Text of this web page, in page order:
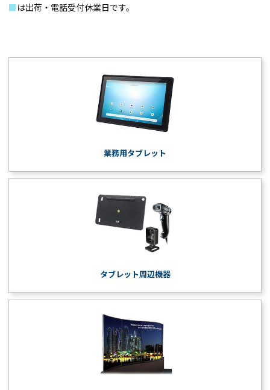
■ は出荷・電話受付休業日です。
業務用タブレット
タブレット周辺機器